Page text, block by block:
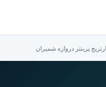
پرینتر دروازه شمیران